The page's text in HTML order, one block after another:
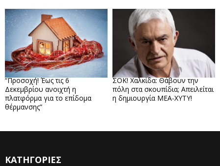
“Προσοχή! Έως τις 6
Δεκεμβρίου ανοιχτή η
πλατφόρμα για το επίδομα
θέρμανσης”
ΣΟΚ! Χαλκίδα: Θάβουν την
πόλη στα σκουπίδια; Απειλείται
η δημιουργία ΜΕΑ-ΧΥΤΥ!
ΚΑΤΗΓΟΡΙΕΣ